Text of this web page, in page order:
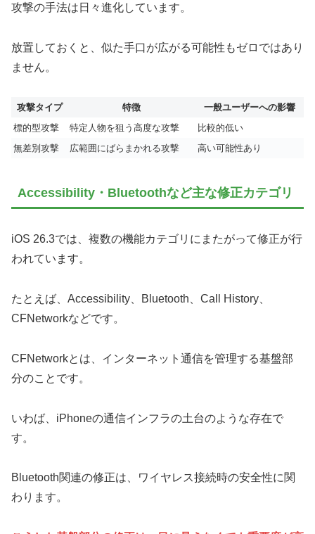
攻撃の手法は日々進化しています。
放置しておくと、似た手口が広がる可能性もゼロではあり
ません。
攻撃タイプ 特徴
一般ユーザーへの影響
標的型攻撃
特定人物を狙う高度な攻撃
比較的低い
無差別攻撃
広範囲にばらまかれる攻撃 高い可能性あり
Accessibility・Bluetoothなど主な修正カテゴリ
iOS 26.3では、複数の機能カテゴリにまたがって修正が行
われています。
たとえば、Accessibility、Bluetooth、Call History、
CFNetworkなどです。
CFNetworkとは、インターネット通信を管理する基盤部
分のことです。
いわば、iPhoneの通信インフラの土台のような存在で
す。
Bluetooth関連の修正は、ワイヤレス接続時の安全性に関
わります。